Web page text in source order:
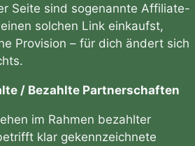
Seite sind sogenannte Affiliate-
solchen Link einkaufst,
Provision – für dich ändert sich
/ Bezahlte Partnerschaften
im Rahmen bezahlter
klar gekennzeichnete